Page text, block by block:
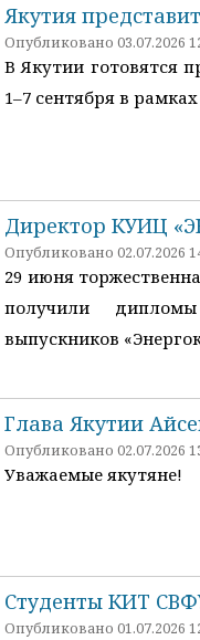
Якутия
Опубликовано 03.07.2026
В Якутии готовятся
1–7 сентября в
Директор КУИЦ
Опубликовано 02.07.2026
29 июня
получили
выпускников
Глава Якутии
Опубликовано 02.07.2026
Уважаемые якутяне!
Студенты КИТ
Опубликовано 01.07.2026